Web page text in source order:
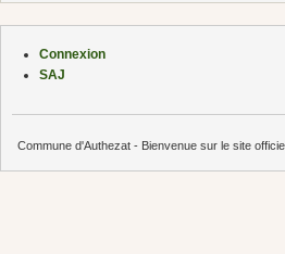
Connexion
SAJ
Commune d'Authezat - Bienvenue sur le site